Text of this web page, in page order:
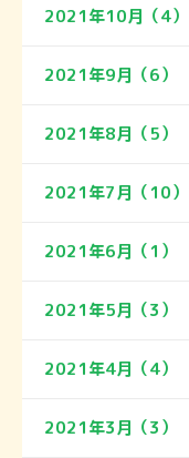
2021年10月（4）
2021年9月（6）
2021年8月（5）
2021年7月（10）
2021年6月（1）
2021年5月（3）
2021年4月（4）
2021年3月（3）